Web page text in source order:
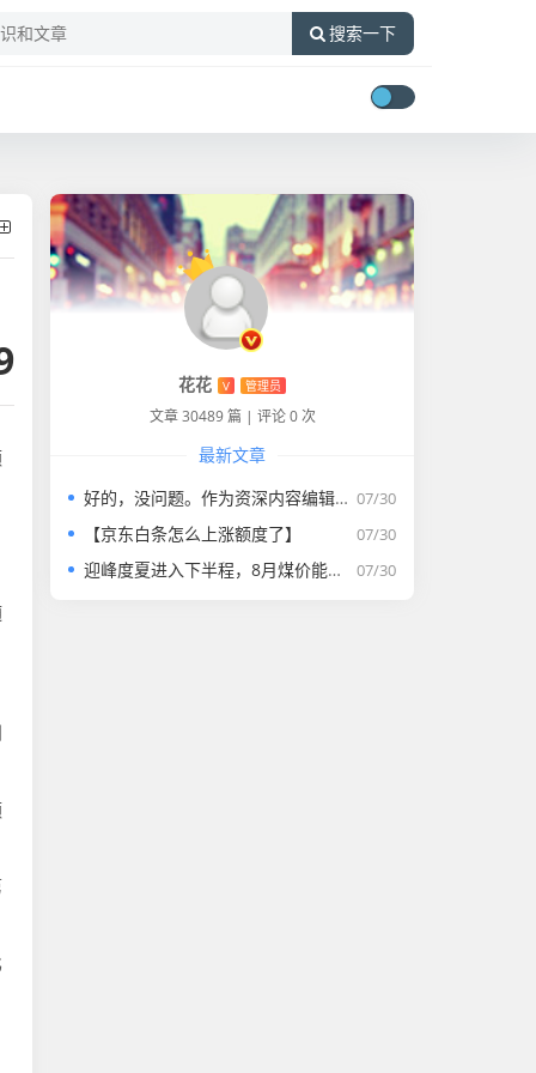
搜索一下
花花 V 管理员
文章 30489 篇 | 评论 0 次
最新文章
07/30
好的，没问题。作为资深内容编辑，我将为您打造一篇符合要求的专业教程文章。
07/30
【京东白条怎么上涨额度了】
07/30
迎峰度夏进入下半程，8月煤价能否走强？